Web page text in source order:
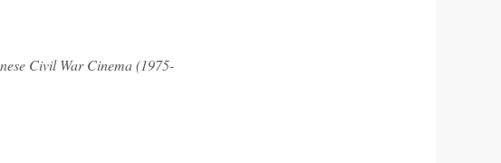
Civil War Cinema (1975-